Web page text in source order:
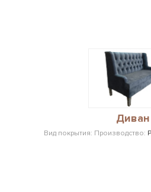
Диван
Вид покрытия: Производство: